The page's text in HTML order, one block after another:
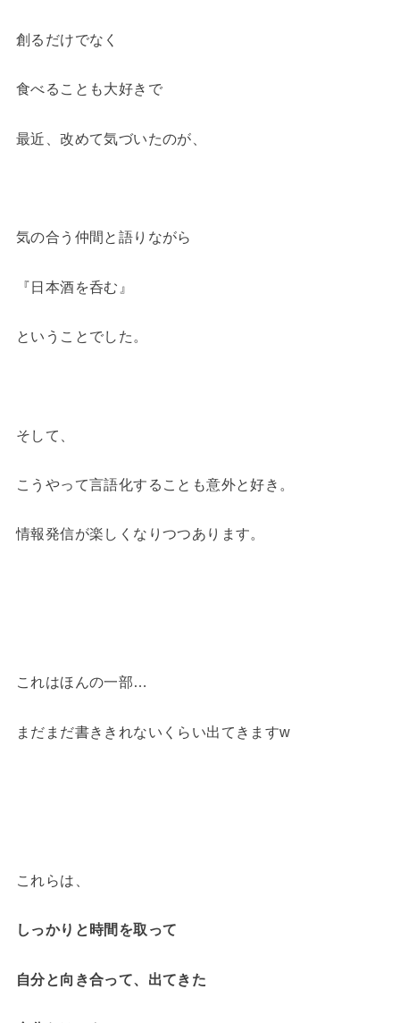
創るだけでなく
食べることも大好きで
最近、改めて気づいたのが、
気の合う仲間と語りながら
『日本酒を呑む』
ということでした。
そして、
こうやって言語化することも意外と好き。
情報発信が楽しくなりつつあります。
これはほんの一部…
まだまだ書ききれないくらい出てきますw
これらは、
しっかりと時間を取って
自分と向き合って、出てきた